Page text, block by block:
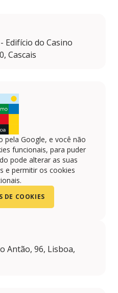
Edifício do Casino
Cascais
pela Google, e você não
funcionais, para puder
pode alterar as suas
e permitir os cookies
DE COOKIES
Antão, 96, Lisboa,